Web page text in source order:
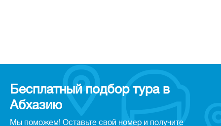
Бесплатный подбор тура в
Абхазию
Мы поможем! Оставьте свой номер и получите